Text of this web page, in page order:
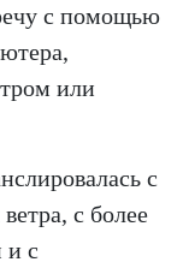
с помощью
или
с
с более
и с